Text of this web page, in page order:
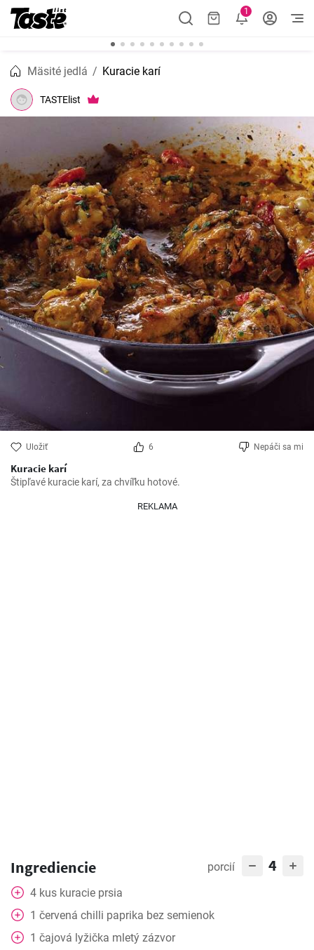
1
Mäsité jedlá Kuracie karí
TASTElist
Uložiť 6 Nepáči sa mi
Kuracie karí
Štipľavé kuracie karí, za chvíľku hotové.
REKLAMA
Ingrediencie porcií 4
4 kus kuracie prsia
1 červená chilli paprika bez semienok
1 čajová lyžička mletý zázvor